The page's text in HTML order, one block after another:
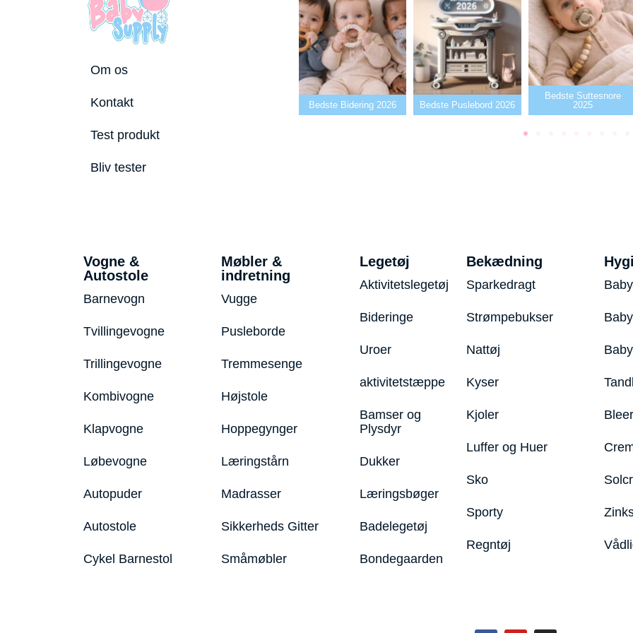
Om os
Kontakt
Test produkt
Bliv tester
Bedste puslepude 2026 Bedste Puslebord 2026
Bedste Suttesnore
2025
Bedste Sutter2026
Vogne &
Autostole
Barnevogn
Tvillingevogne
Trillingevogne
Kombivogne
Klapvogne
Løbevogne
Autopuder
Autostole
Cykel Barnestol
Møbler &
indretning
Vugge
Pusleborde
Tremmesenge
Højstole
Hoppegynger
Læringstårn
Madrasser
Sikkerheds Gitter
Småmøbler
Legetøj
Aktivitetslegetøj
Bideringe
Uroer
aktivitetstæppe
Bamser og
Plysdyr
Dukker
Læringsbøger
Badelegetøj
Bondegaarden
Bekædning
Sparkedragt
Strømpebukser
Nattøj
Kyser
Kjoler
Luffer og Huer
Sko
Sporty
Regntøj
Bleer